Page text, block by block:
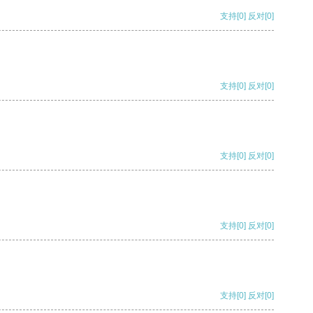
支持[0] 反对[0]
支持[0] 反对[0]
支持[0] 反对[0]
支持[0] 反对[0]
支持[0] 反对[0]